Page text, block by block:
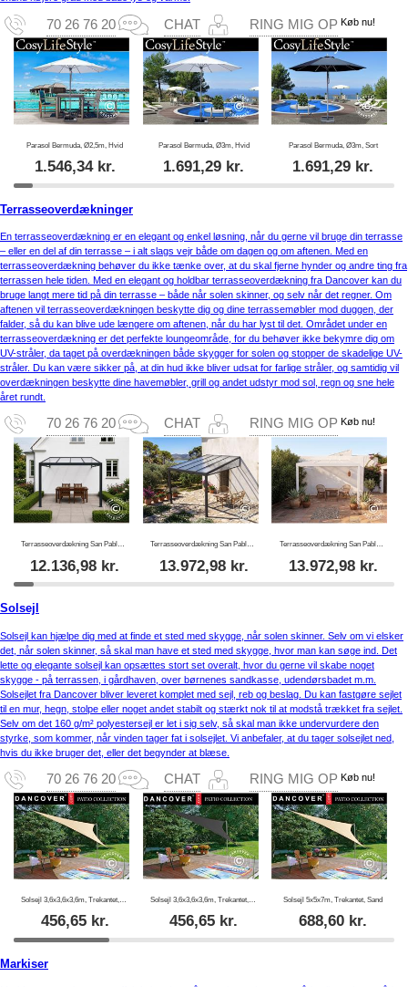
70 26 76 20 CHAT RING MIG OP Køb nu!
Parasol Bermuda, Ø2,5m, Hvid
1.546,34kr.
Parasol Bermuda, Ø3m, Hvid
1.691,29 kr.
Parasol Bermuda, Ø3m, Sort
1.691,29 kr.
Terrasseoverdækninger
En terrasseoverdækning er en elegant og enkel løsning, når du gerne vil bruge din terrasse
– eller en del af din terrasse – i alt slags vejr både om dagen og om aftenen. Med en
terrasseoverdækning behøver du ikke tænke over, at du skal fjerne hynder og andre ting fra
terrassen hele tiden. Med en elegant og holdbar terrasseoverdækning fra Dancover kan du
bruge langt mere tid på din terrasse – både når solen skinner, og selv når det regner. Om
aftenen vil terrasseoverdækningen beskytte dig og dine terrassemøbler mod duggen, der
falder, så du kan blive ude længere om aftenen, når du har lyst til det. Området under en
terrasseoverdækning er det perfekte loungeområde, for du behøver ikke bekymre dig om
UV-stråler, da taget på overdækningen både skygger for solen og stopper de skadelige UV-
stråler. Du kan være sikker på, at din hud ikke bliver udsat for farlige stråler, og samtidig vil
overdækningen beskytte dine havemøbler, grill og andet udstyr mod sol, regn og sne hele
året rundt.
70 26 76 20 CHAT RING MIG OP Køb nu!
Terrasseoverdækning San Pablo Alu+, 3x3m, Sort
12.136,98 kr.
Terrasseoverdækning San Pablo Alu+, 3x4m, Sort
13.972,98kr.
Terrasseoverdækning San Pablo Alu+, 3x4m, Hvid
13.972,98kr.
Solsejl
Solsejl kan hjælpe dig med at finde et sted med skygge, når solen skinner. Selv om vi elsker
det, når solen skinner, så skal man have et sted med skygge, hvor man kan søge ind. Det
lette og elegante solsejl kan opsættes stort set overalt, hvor du gerne vil skabe noget
skygge - på terrassen, i gårdhaven, over børnenes sandkasse, udendørsbadet m.m.
Solsejlet fra Dancover bliver leveret komplet med sejl, reb og beslag. Du kan fastgøre sejlet
til en mur, hegn, stolpe eller noget andet stabilt og stærkt nok til at modstå trækket fra sejlet.
Selv om det 160 g/m² polyestersejl er let i sig selv, så skal man ikke undervurdere den
styrke, som kommer, når vinden tager fat i solsejlet. Vi anbefaler, at du tager solsejlet ned,
hvis du ikke bruger det, eller det begynder at blæse.
70 26 76 20 CHAT RING MIG OP Køb nu!
Solsejl 3,6x3,6x3,6m, Trekantet, Sand
456,65kr.
Solsejl 3,6x3,6x3,6m, Trekantet, Antracit
456,65 kr.
Solsejl 5x5x7m, Trekantet, Sand
688,60 kr.
Markiser